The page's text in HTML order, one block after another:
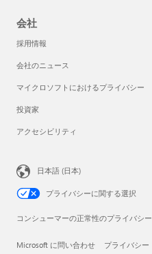
会社
採用情報
会社のニュース
マイクロソフトにおけるプライバシー
投資家
アクセシビリティ
日本語 (日本)
プライバシーに関する選択
コンシューマーの正常性のプライバシー
Microsoft に問い合わせ プライバシー